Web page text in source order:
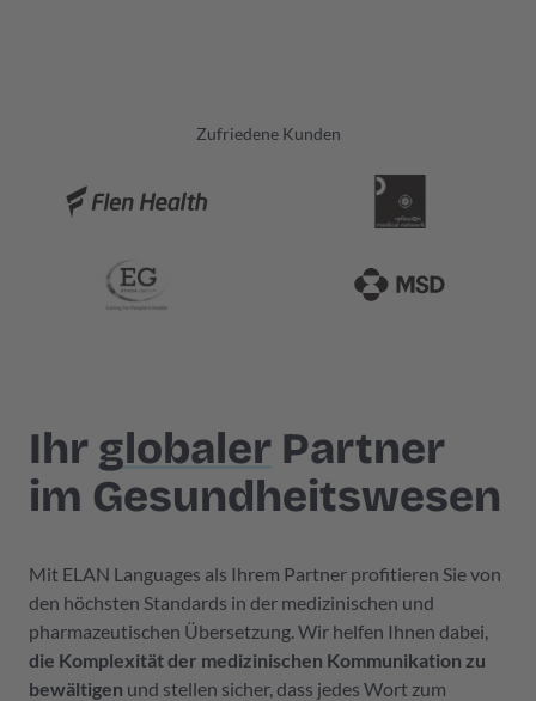
Zufriedene Kunden
Ihr globaler Partner
im Gesundheitswesen
Mit ELAN Languages als Ihrem Partner profitieren Sie von
den höchsten Standards in der medizinischen und
pharmazeutischen Übersetzung. Wir helfen Ihnen dabei,
die Komplexität der medizinischen Kommunikation zu
bewältigen und stellen sicher, dass jedes Wort zum